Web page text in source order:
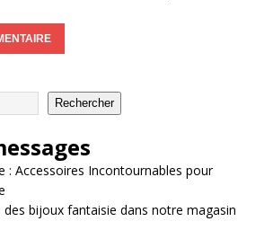
Rechercher
: Accessoires Incontournables pour
des bijoux fantaisie dans notre magasin